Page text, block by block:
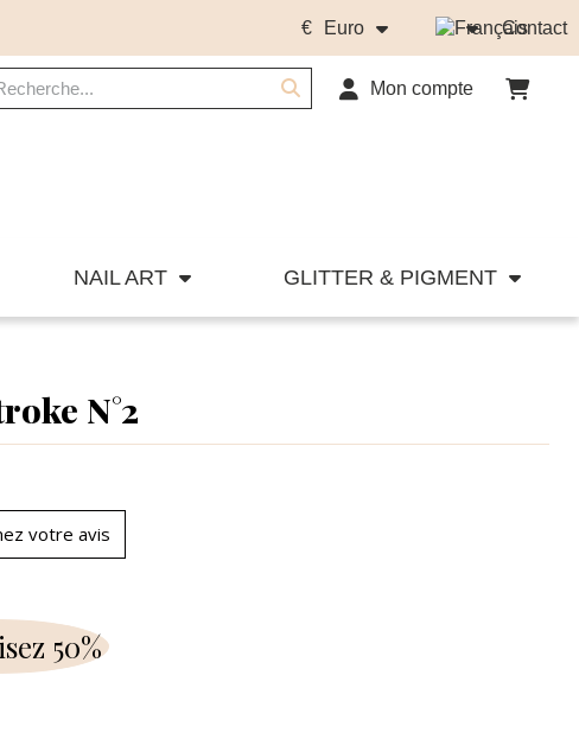
€ Euro Contact
Mon compte
NAIL ART GLITTER & PIGMENT
N°2
votre avis
50%